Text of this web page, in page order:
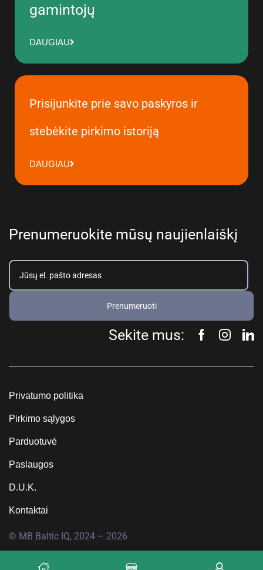
gamintojų
DAUGIAU
Prisijunkite prie savo paskyros ir
stebėkite pirkimo istoriją
DAUGIAU
Prenumeruokite mūsų naujienlaiškį
Prenumeruoti
Sekite mus:
Privatumo politika
Pirkimo sąlygos
Parduotuvė
Paslaugos
D.U.K.
Kontaktai
© MB Baltic IQ, 2024 – 2026